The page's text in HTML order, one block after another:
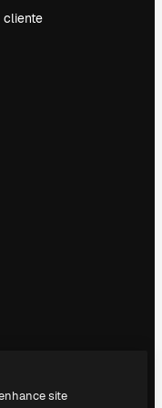
cliente
site